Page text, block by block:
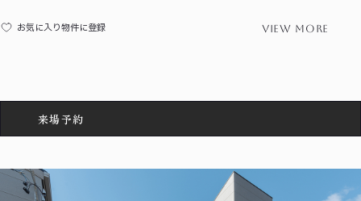
お気に入り物件に登録 view more
来場予約